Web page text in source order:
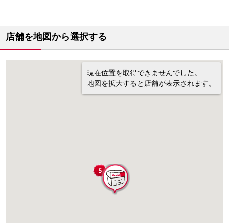
店舗を地図から選択する
現在位置を取得できませんでした。
地図を拡大すると店舗が表示されます。